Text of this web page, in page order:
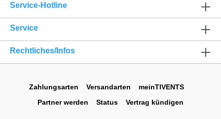
Service-Hotline
Service
Rechtliches/Infos
Zahlungsarten Versandarten
meinTIVENTS
Partner werden
Status Vertrag kündigen